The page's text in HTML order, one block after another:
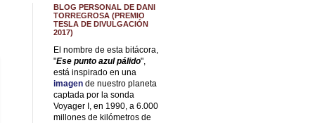
BLOG PERSONAL DE DANI
TORREGROSA (PREMIO
TESLA DE DIVULGACIÓN
2017)
El nombre de esta bitácora,
"Ese punto azul pálido",
está inspirado en una
imagen de nuestro planeta
captada por la sonda
Voyager I, en 1990, a 6.000
millones de kilómetros de